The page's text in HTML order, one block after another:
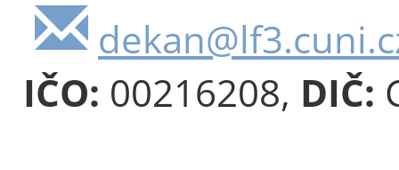
IČO: 00216208, DIČ: